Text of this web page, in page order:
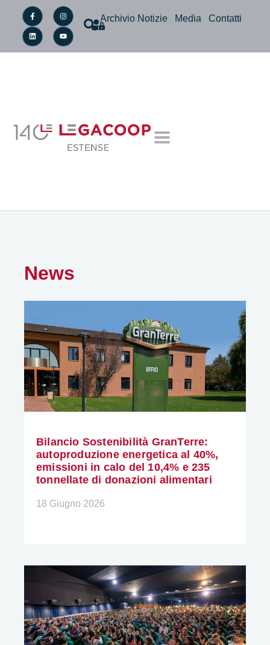
Archivio Notizie Media Contatti
News
Bilancio Sostenibilità GranTerre:
autoproduzione energetica al 40%,
emissioni in calo del 10,4% e 235
tonnellate di donazioni alimentari
18 Giugno 2026